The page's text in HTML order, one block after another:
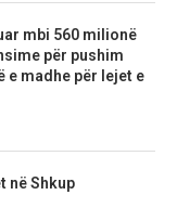
mbi 560 milionë
për pushim
e madhe për lejet e
në Shkup